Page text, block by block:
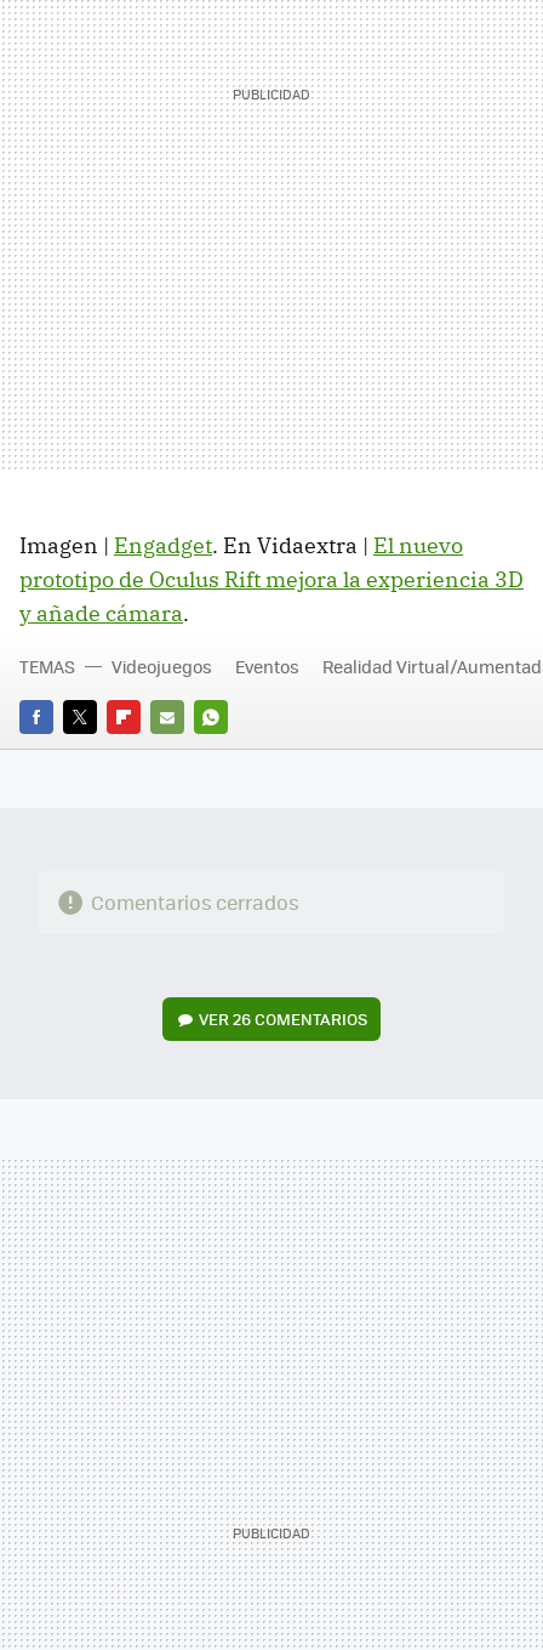
Imagen | Engadget. En Vidaextra | El nuevo
prototipo de Oculus Rift mejora la experiencia 3D
y añade cámara.
FACEBOOK
TWITTERFLIPBOARD
E-
WHATSAPP
TEMAS Videojuegos Eventos Realidad Virtual/
Comentarios cerrados
VER26 COMENTARIOS